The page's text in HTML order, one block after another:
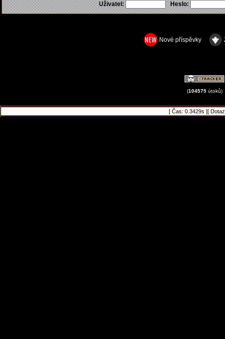
Uživatel: Heslo:
Nové příspěvky
(104575útoků)
[ Čas: 0.3429s ][